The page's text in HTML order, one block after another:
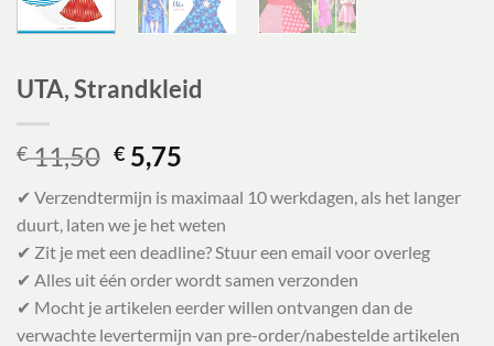
UTA, Strandkleid
€11,50 Oorspronkelijke
prijs
was:
€ 11,50.
€ 5,75
is:
€ 5,75.
✔ Verzendtermijn is maximaal 10 werkdagen, als het langer
duurt, laten we je het weten
✔ Zit je met een deadline? Stuur een email voor overleg
✔ Alles uit één order wordt samen verzonden
✔ Mocht je artikelen eerder willen ontvangen dan de
verwachte levertermijn van pre-order/nabestelde artikelen